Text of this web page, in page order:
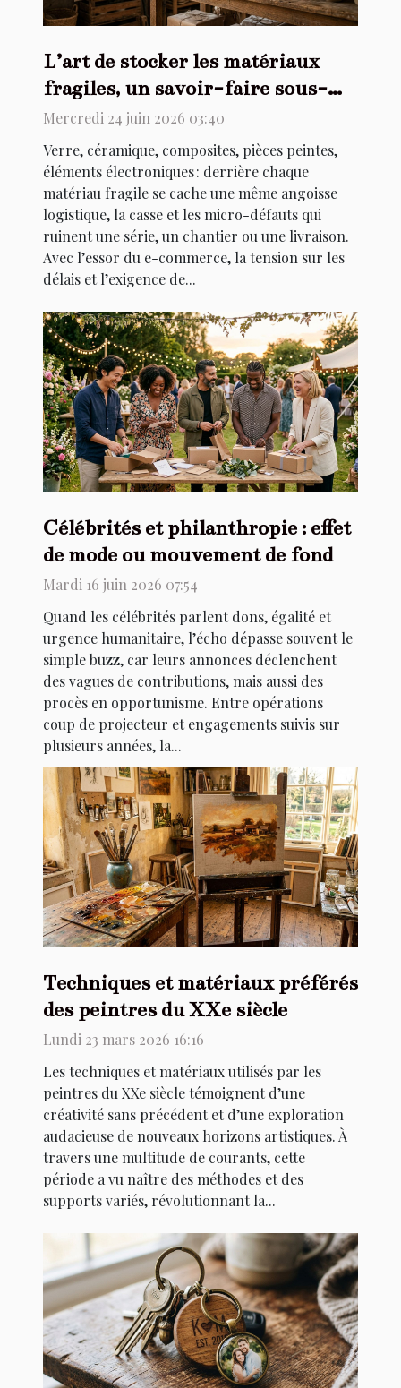
L’art de stocker les matériaux
fragiles, un savoir-faire sous-
estimé
Mercredi 24 juin 2026 03:40
Verre, céramique, composites, pièces peintes,
éléments électroniques : derrière chaque
matériau fragile se cache une même angoisse
logistique, la casse et les micro-défauts qui
ruinent une série, un chantier ou une livraison.
Avec l’essor du e-commerce, la tension sur les
délais et l’exigence de...
Célébrités et philanthropie : effet
de mode ou mouvement de fond
Mardi 16 juin 2026 07:54
Quand les célébrités parlent dons, égalité et
urgence humanitaire, l’écho dépasse souvent le
simple buzz, car leurs annonces déclenchent
des vagues de contributions, mais aussi des
procès en opportunisme. Entre opérations
coup de projecteur et engagements suivis sur
plusieurs années, la...
Techniques et matériaux préférés
des peintres du XXe siècle
Lundi 23 mars 2026 16:16
Les techniques et matériaux utilisés par les
peintres du XXe siècle témoignent d’une
créativité sans précédent et d’une exploration
audacieuse de nouveaux horizons artistiques. À
travers une multitude de courants, cette
période a vu naître des méthodes et des
supports variés, révolutionnant la...